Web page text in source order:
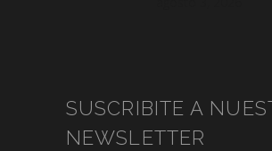
SUSCRIBITE A
NEWSLETTER